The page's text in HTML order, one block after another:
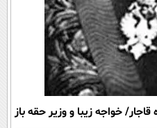
خواجه زیبا و وزیر حقه باز